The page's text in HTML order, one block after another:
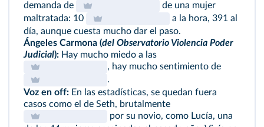
demanda de
de una mujer
maltratada: 10
a la hora, 391 al
día, aunque cuesta mucho dar el paso.
Ángeles Carmona (del Observatorio Violencia Poder
Judicial): Hay mucho miedo a las
, hay mucho sentimiento de
.
Voz en off: En las estadísticas, se quedan fuera
casos como el de Seth, brutalmente
por su novio, como Lucía, una